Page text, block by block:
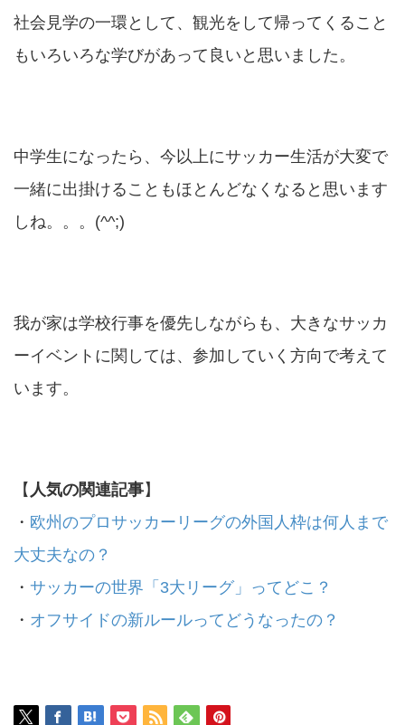
社会見学の一環として、観光をして帰ってくること
もいろいろな学びがあって良いと思いました。
中学生になったら、今以上にサッカー生活が大変で
一緒に出掛けることもほとんどなくなると思います
しね。。。(^^;)
我が家は学校行事を優先しながらも、大きなサッカ
ーイベントに関しては、参加していく方向で考えて
います。
【 人気の関連記事】
・ 欧州のプロサッカーリーグの外国人枠は何人まで
大丈夫なの？
・ サッカーの世界「3大リーグ」ってどこ？
・ オフサイドの新ルールってどうなったの？